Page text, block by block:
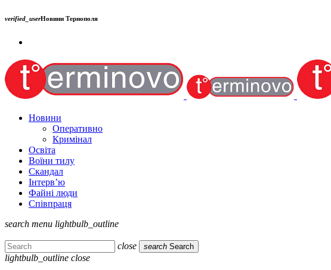
verified_userНовини Тернополя
Новини
Оперативно
Кримінал
Освіта
Воїни тилу
Скандал
Інтерв’ю
Файні люди
Співпраця
search menu lightbulb_outline
close search Search
lightbulb_outline close